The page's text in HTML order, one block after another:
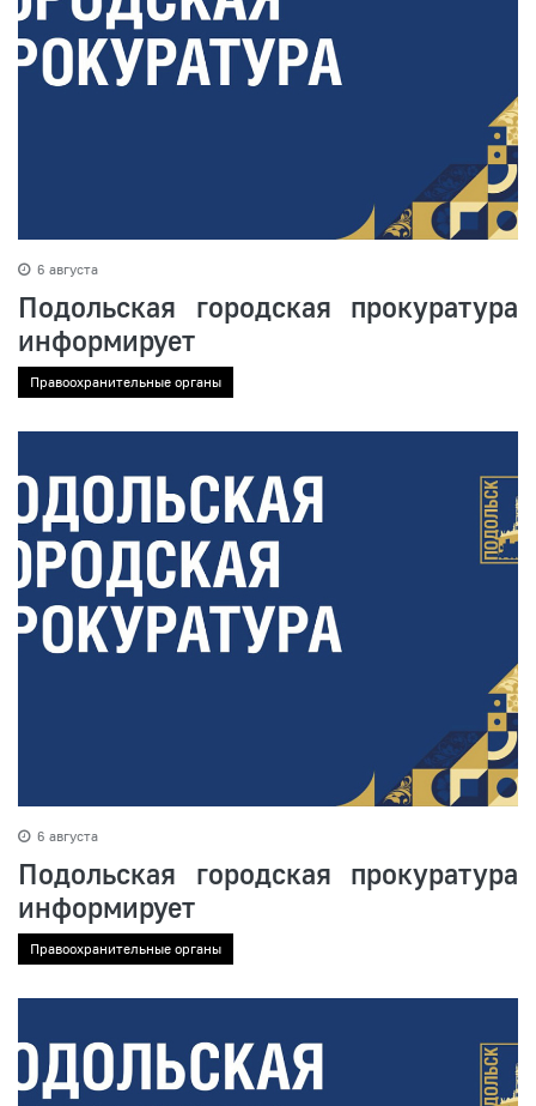
6 августа
Подольская городская прокуратура
информирует
Правоохранительные органы
6 августа
Подольская городская прокуратура
информирует
Правоохранительные органы